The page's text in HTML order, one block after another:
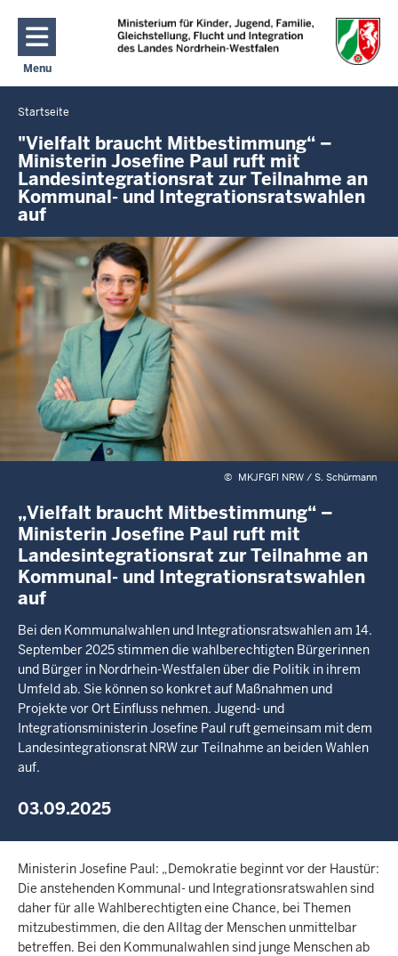
Direkt zum Inhalt
Menu
Navigation aktivieren/deaktivieren: Hauptmenü
Sie
befinden
sich
hier
Startseite
"Vielfalt braucht Mitbestimmung“ –
Ministerin Josefine Paul ruft mit
Landesintegrationsrat zur Teilnahme an
Kommunal- und Integrationsratswahlen
auf
© MKJFGFI NRW / S. Schürmann
„Vielfalt braucht Mitbestimmung“ –
Ministerin Josefine Paul ruft mit
Landesintegrationsrat zur Teilnahme an
Kommunal- und Integrationsratswahlen
auf
Bei den Kommunalwahlen und Integrationsratswahlen am 14.
September 2025 stimmen die wahlberechtigten Bürgerinnen
und Bürger in Nordrhein-Westfalen über die Politik in ihrem
Umfeld ab. Sie können so konkret auf Maßnahmen und
Projekte vor Ort Einfluss nehmen. Jugend- und
Integrationsministerin Josefine Paul ruft gemeinsam mit dem
Landesintegrationsrat NRW zur Teilnahme an beiden Wahlen
auf.
03.09.2025
Ministerin Josefine Paul: „Demokratie beginnt vor der Haustür:
Die anstehenden Kommunal- und Integrationsratswahlen sind
daher für alle Wahlberechtigten eine Chance, bei Themen
mitzubestimmen, die den Alltag der Menschen unmittelbar
betreffen. Bei den Kommunalwahlen sind junge Menschen ab